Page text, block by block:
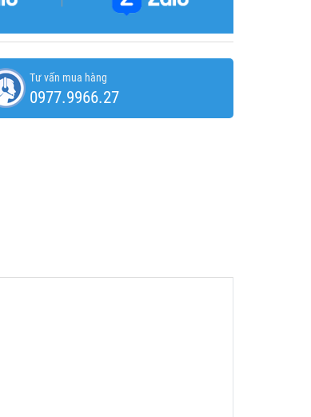
Tư vấn mua hàng
0977.9966.27